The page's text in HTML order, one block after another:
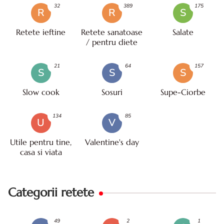
R
Retete ieftine
32
R
Retete sanatoase
/ pentru diete
389
S
Salate
175
S
Slow cook
21
S
Sosuri
64
S
Supe-Ciorbe
157
U
Utile pentru tine,
casa si viata
134
V
Valentine's day
85
Categorii retete
49 2 1